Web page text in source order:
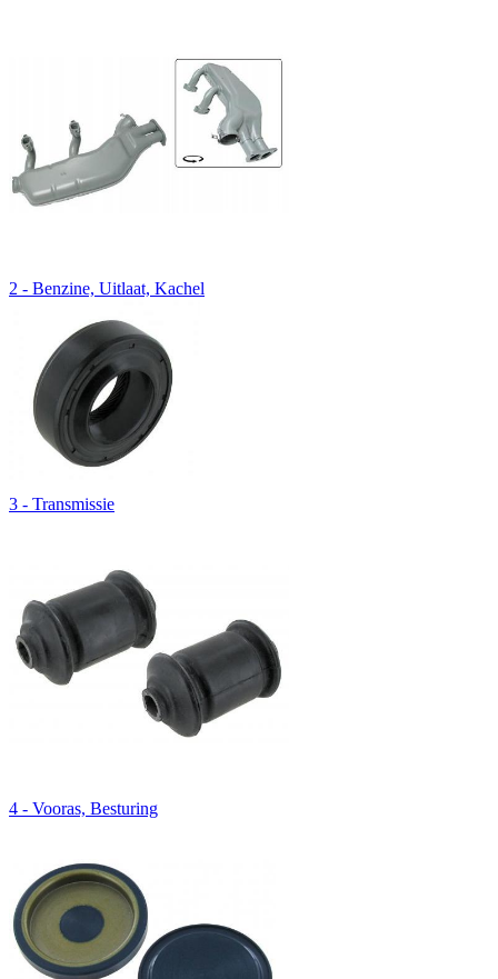
2 - Benzine, Uitlaat, Kachel
3 - Transmissie
4 - Vooras, Besturing